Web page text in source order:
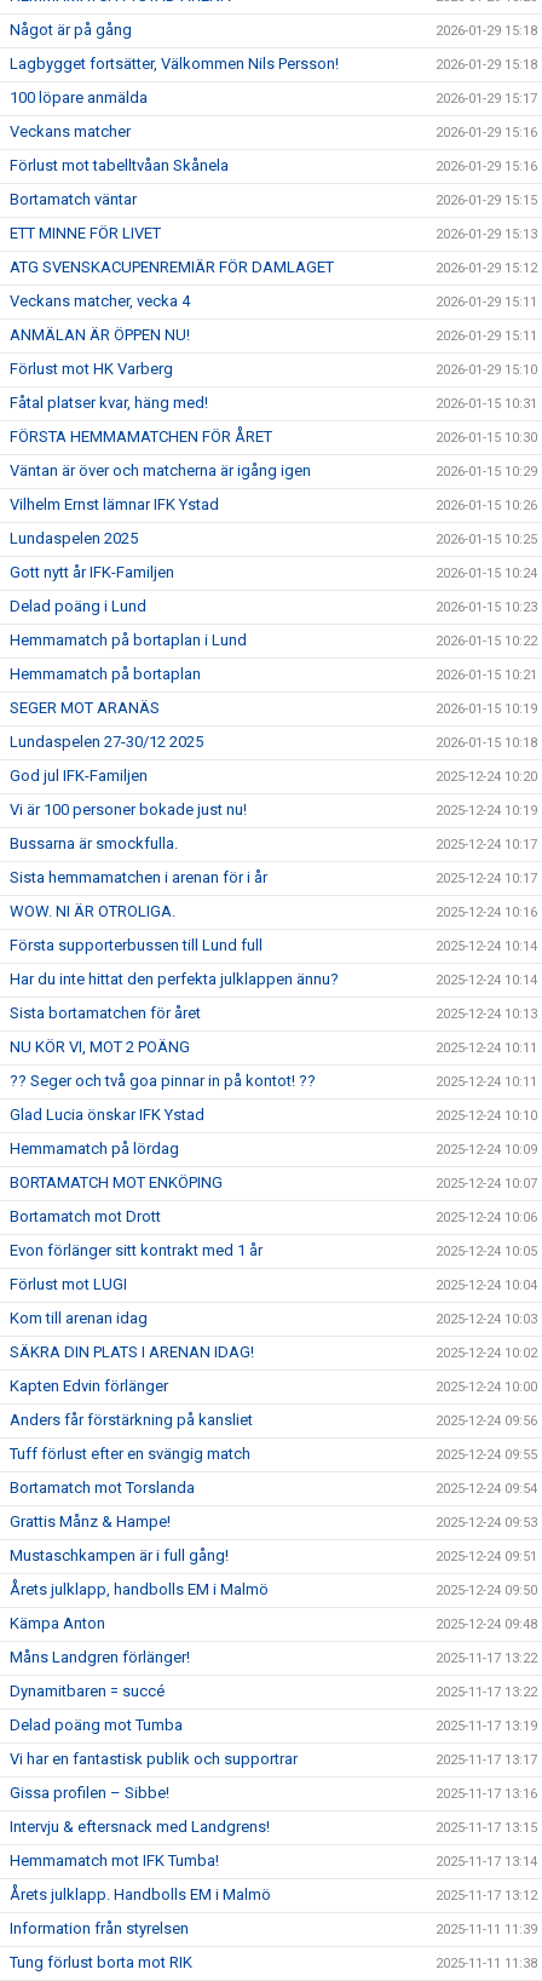
Något är på gång 2026-01-29 15:18
Lagbygget fortsätter, Välkommen Nils Persson! 2026-01-29 15:18
100 löpare anmälda 2026-01-29 15:17
Veckans matcher 2026-01-29 15:16
Förlust mot tabelltvåan Skånela 2026-01-29 15:16
Bortamatch väntar 2026-01-29 15:15
ETT MINNE FÖR LIVET 2026-01-29 15:13
ATG SVENSKACUPENREMIÄR FÖR DAMLAGET 2026-01-29 15:12
Veckans matcher, vecka 4 2026-01-29 15:11
ANMÄLAN ÄR ÖPPEN NU! 2026-01-29 15:11
Förlust mot HK Varberg 2026-01-29 15:10
Fåtal platser kvar, häng med! 2026-01-15 10:31
FÖRSTA HEMMAMATCHEN FÖR ÅRET 2026-01-15 10:30
Väntan är över och matcherna är igång igen 2026-01-15 10:29
Vilhelm Ernst lämnar IFK Ystad 2026-01-15 10:26
Lundaspelen 2025 2026-01-15 10:25
Gott nytt år IFK-Familjen 2026-01-15 10:24
Delad poäng i Lund 2026-01-15 10:23
Hemmamatch på bortaplan i Lund 2026-01-15 10:22
Hemmamatch på bortaplan 2026-01-15 10:21
SEGER MOT ARANÄS 2026-01-15 10:19
Lundaspelen 27-30/12 2025 2026-01-15 10:18
God jul IFK-Familjen 2025-12-24 10:20
Vi är 100 personer bokade just nu! 2025-12-24 10:19
Bussarna är smockfulla. 2025-12-24 10:17
Sista hemmamatchen i arenan för i år 2025-12-24 10:17
WOW. NI ÄR OTROLIGA. 2025-12-24 10:16
Första supporterbussen till Lund full 2025-12-24 10:14
Har du inte hittat den perfekta julklappen ännu? 2025-12-24 10:14
Sista bortamatchen för året 2025-12-24 10:13
NU KÖR VI, MOT 2 POÄNG 2025-12-24 10:11
?? Seger och två goa pinnar in på kontot! ?? 2025-12-24 10:11
Glad Lucia önskar IFK Ystad 2025-12-24 10:10
Hemmamatch på lördag 2025-12-24 10:09
BORTAMATCH MOT ENKÖPING 2025-12-24 10:07
Bortamatch mot Drott 2025-12-24 10:06
Evon förlänger sitt kontrakt med 1 år 2025-12-24 10:05
Förlust mot LUGI 2025-12-24 10:04
Kom till arenan idag 2025-12-24 10:03
SÄKRA DIN PLATS I ARENAN IDAG! 2025-12-24 10:02
Kapten Edvin förlänger 2025-12-24 10:00
Anders får förstärkning på kansliet 2025-12-24 09:56
Tuff förlust efter en svängig match 2025-12-24 09:55
Bortamatch mot Torslanda 2025-12-24 09:54
Grattis Månz & Hampe! 2025-12-24 09:53
Mustaschkampen är i full gång! 2025-12-24 09:51
Årets julklapp, handbolls EM i Malmö 2025-12-24 09:50
Kämpa Anton 2025-12-24 09:48
Måns Landgren förlänger! 2025-11-17 13:22
Dynamitbaren = succé 2025-11-17 13:22
Delad poäng mot Tumba 2025-11-17 13:19
Vi har en fantastisk publik och supportrar 2025-11-17 13:17
Gissa profilen – Sibbe! 2025-11-17 13:16
Intervju & eftersnack med Landgrens! 2025-11-17 13:15
Hemmamatch mot IFK Tumba! 2025-11-17 13:14
Årets julklapp. Handbolls EM i Malmö 2025-11-17 13:12
Information från styrelsen 2025-11-11 11:39
Tung förlust borta mot RIK 2025-11-11 11:38